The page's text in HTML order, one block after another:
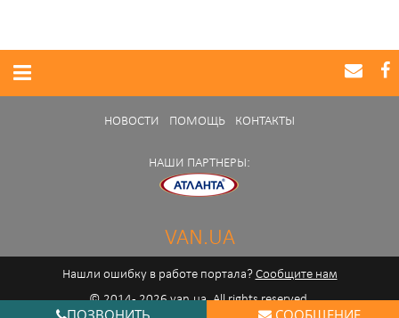
ПОЗВОНИТЬ СООБЩЕНИЕ
НОВОСТИ ПОМОЩЬ КОНТАКТЫ
НАШИ ПАРТНЕРЫ:
VAN.UA
Нашли ошибку в работе портала? Сообщите нам
© 2014 - 2026 van.ua. All rights reserved.